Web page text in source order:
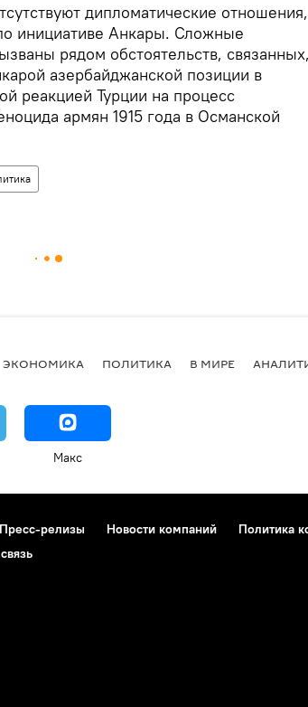
дипломатические отношения,
инициативе Анкары. Сложные
рядом обстоятельств, связанных,
азербайджанской позиции в
реакцией Турции на процесс
армян 1915 года в Османской
ЭКОНОМИКА ПОЛИТИКА В МИРЕ
Макс
Пресс-релизы Новости компаний Политика